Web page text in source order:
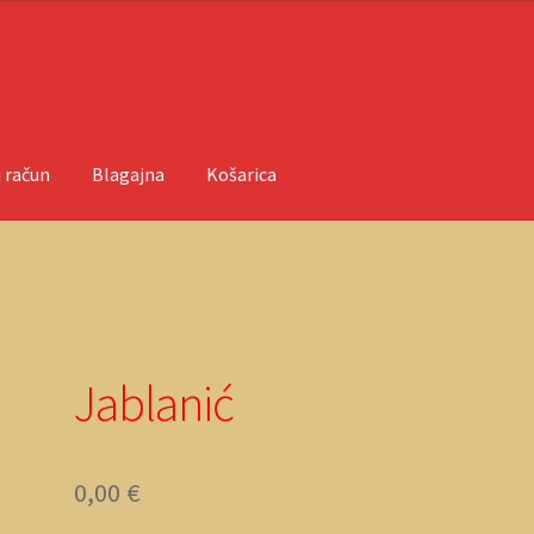
račun Blagajna Košarica
Jablanić
0,00 €